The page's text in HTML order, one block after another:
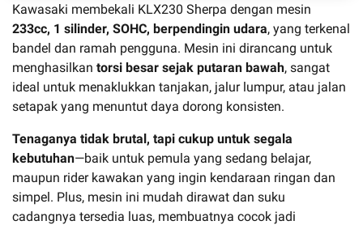
Kawasaki membekali KLX230 Sherpa dengan mesin
233cc, 1 silinder, SOHC, berpendingin udara, yang terkenal
bandel dan ramah pengguna. Mesin ini dirancang untuk
menghasilkan torsi besar sejak putaran bawah, sangat
ideal untuk menaklukkan tanjakan, jalur lumpur, atau jalan
setapak yang menuntut daya dorong konsisten.
Tenaganya tidak brutal, tapi cukup untuk segala
kebutuhan—baik untuk pemula yang sedang belajar,
maupun rider kawakan yang ingin kendaraan ringan dan
simpel. Plus, mesin ini mudah dirawat dan suku
cadangnya tersedia luas, membuatnya cocok jadi